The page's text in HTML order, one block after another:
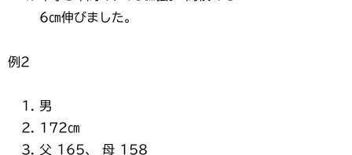
6㎝伸びました。
例2
男
172㎝
父 165、 母 158